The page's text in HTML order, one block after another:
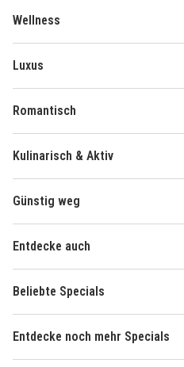
Wellness
Luxus
Romantisch
Kulinarisch & Aktiv
Günstig weg
Entdecke auch
Beliebte Specials
Entdecke noch mehr Specials